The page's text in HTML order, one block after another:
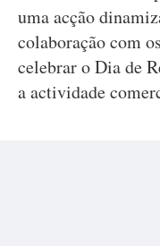
uma acção
colaboração com
celebrar o Dia de
a actividade